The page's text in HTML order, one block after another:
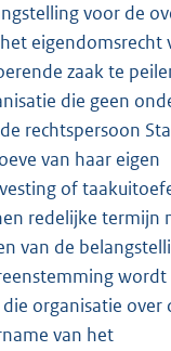
voor de
eigendomsrecht
zaak te
die geen
rechtspersoon
van haar eigen
of
redelijke termijn
van de
organisatie over
van het